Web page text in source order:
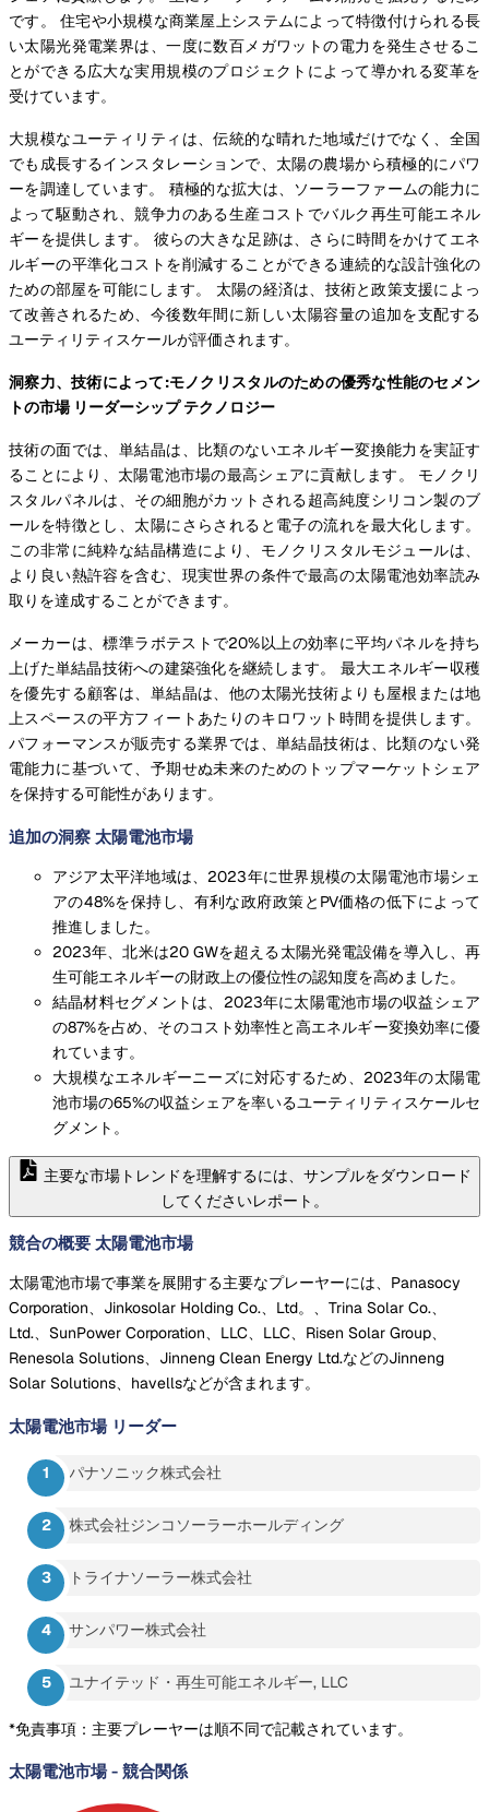
です。 住宅や小規模な商業屋上システムによって特徴付けられる長
い太陽光発電業界は、一度に数百メガワットの電力を発生させるこ
とができる広大な実用規模のプロジェクトによって導かれる変革を
受けています。
大規模なユーティリティは、伝統的な晴れた地域だけでなく、全国
でも成長するインスタレーションで、太陽の農場から積極的にパワ
ーを調達しています。 積極的な拡大は、ソーラーファームの能力に
よって駆動され、競争力のある生産コストでバルク再生可能エネル
ギーを提供します。 彼らの大きな足跡は、さらに時間をかけてエネ
ルギーの平準化コストを削減することができる連続的な設計強化の
ための部屋を可能にします。 太陽の経済は、技術と政策支援によっ
て改善されるため、今後数年間に新しい太陽容量の追加を支配する
ユーティリティスケールが評価されます。
洞察力、技術によって:モノクリスタルのための優秀な性能のセメン
トの市場 リーダーシップ テクノロジー
技術の面では、単結晶は、比類のないエネルギー変換能力を実証す
ることにより、太陽電池市場の最高シェアに貢献します。 モノクリ
スタルパネルは、その細胞がカットされる超高純度シリコン製のブ
ールを特徴とし、太陽にさらされると電子の流れを最大化します。
この非常に純粋な結晶構造により、モノクリスタルモジュールは、
より良い熱許容を含む、現実世界の条件で最高の太陽電池効率読み
取りを達成することができます。
メーカーは、標準ラボテストで20%以上の効率に平均パネルを持ち
上げた単結晶技術への建築強化を継続します。 最大エネルギー収穫
を優先する顧客は、単結晶は、他の太陽光技術よりも屋根または地
上スペースの平方フィートあたりのキロワット時間を提供します。
パフォーマンスが販売する業界では、単結晶技術は、比類のない発
電能力に基づいて、予期せぬ未来のためのトップマーケットシェア
を保持する可能性があります。
追加の洞察 太陽電池市場
アジア太平洋地域は、2023年に世界規模の太陽電池市場シェ
アの48%を保持し、有利な政府政策とPV価格の低下によって
推進しました。
2023年、北米は20 GWを超える太陽光発電設備を導入し、再
生可能エネルギーの財政上の優位性の認知度を高めました。
結晶材料セグメントは、2023年に太陽電池市場の収益シェア
の87%を占め、そのコスト効率性と高エネルギー変換効率に優
れています。
大規模なエネルギーニーズに対応するため、2023年の太陽電
池市場の65%の収益シェアを率いるユーティリティスケールセ
グメント。
主要な市場トレンドを理解するには、サンプルをダウンロード
してくださいレポート。
競合の概要 太陽電池市場
太陽電池市場で事業を展開する主要なプレーヤーには、Panasocy
Corporation、Jinkosolar Holding Co.、Ltd。、Trina Solar Co.、
Ltd.、SunPower Corporation、LLC、LLC、Risen Solar Group、
Renesola Solutions、Jinneng Clean Energy Ltd.などのJinneng
Solar Solutions、havellsなどが含まれます。
太陽電池市場 リーダー
パナソニック株式会社
株式会社ジンコソーラーホールディング
トライナソーラー株式会社
サンパワー株式会社
ユナイテッド・再生可能エネルギー, LLC
*免責事項：主要プレーヤーは順不同で記載されています。
太陽電池市場- 競合関係